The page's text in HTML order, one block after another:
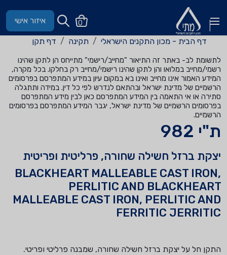
0 איזור אישי
דף הבית - מכון התקנים הישראלי תקינה דף תקן
לתשומת לב- באתר זה התיאור "מחייב/רישמי" מתייחס הן לתקן שהינו
רשמי/מחייב במלואו והן לתקן שהינו רישמי/מחייב רק בחלקו. בכל מקרה,
המידע האמור אינו מחייב ואינו בא במקום עיון במידע המתפרסם בפרסומים
הרשמיים של מדינת ישראל ובהתאם לנדרש לפי כל דין. במידה ותתגלה
סתירה או אי התאמה בין המידע המתפרסם כאן לבין מידע המתפרסם
בפרסומים הרשמיים של מדינת ישראל, יגבר המידע המתפרסם בפרסומים
הרשמיים.
ת"י 982
יצקת ברזל חשילה שחורה, פרליטית ופריטית
BLACKHEART MALLEABLE CAST IRON,
PERLITIC AND BLACKHEART
MALLEABLE CAST IRON, PERLITIC AND
FERRITIC JERRITIC
התקן חל על יצקת ברזל חשילה שחורה, שמבנה פרליטי ופריטי.